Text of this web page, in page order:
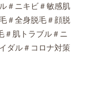
＃ニキビ＃敏感肌
＃全身脱毛＃顔脱
＃肌トラブル＃ニ
ダル＃コロナ対策